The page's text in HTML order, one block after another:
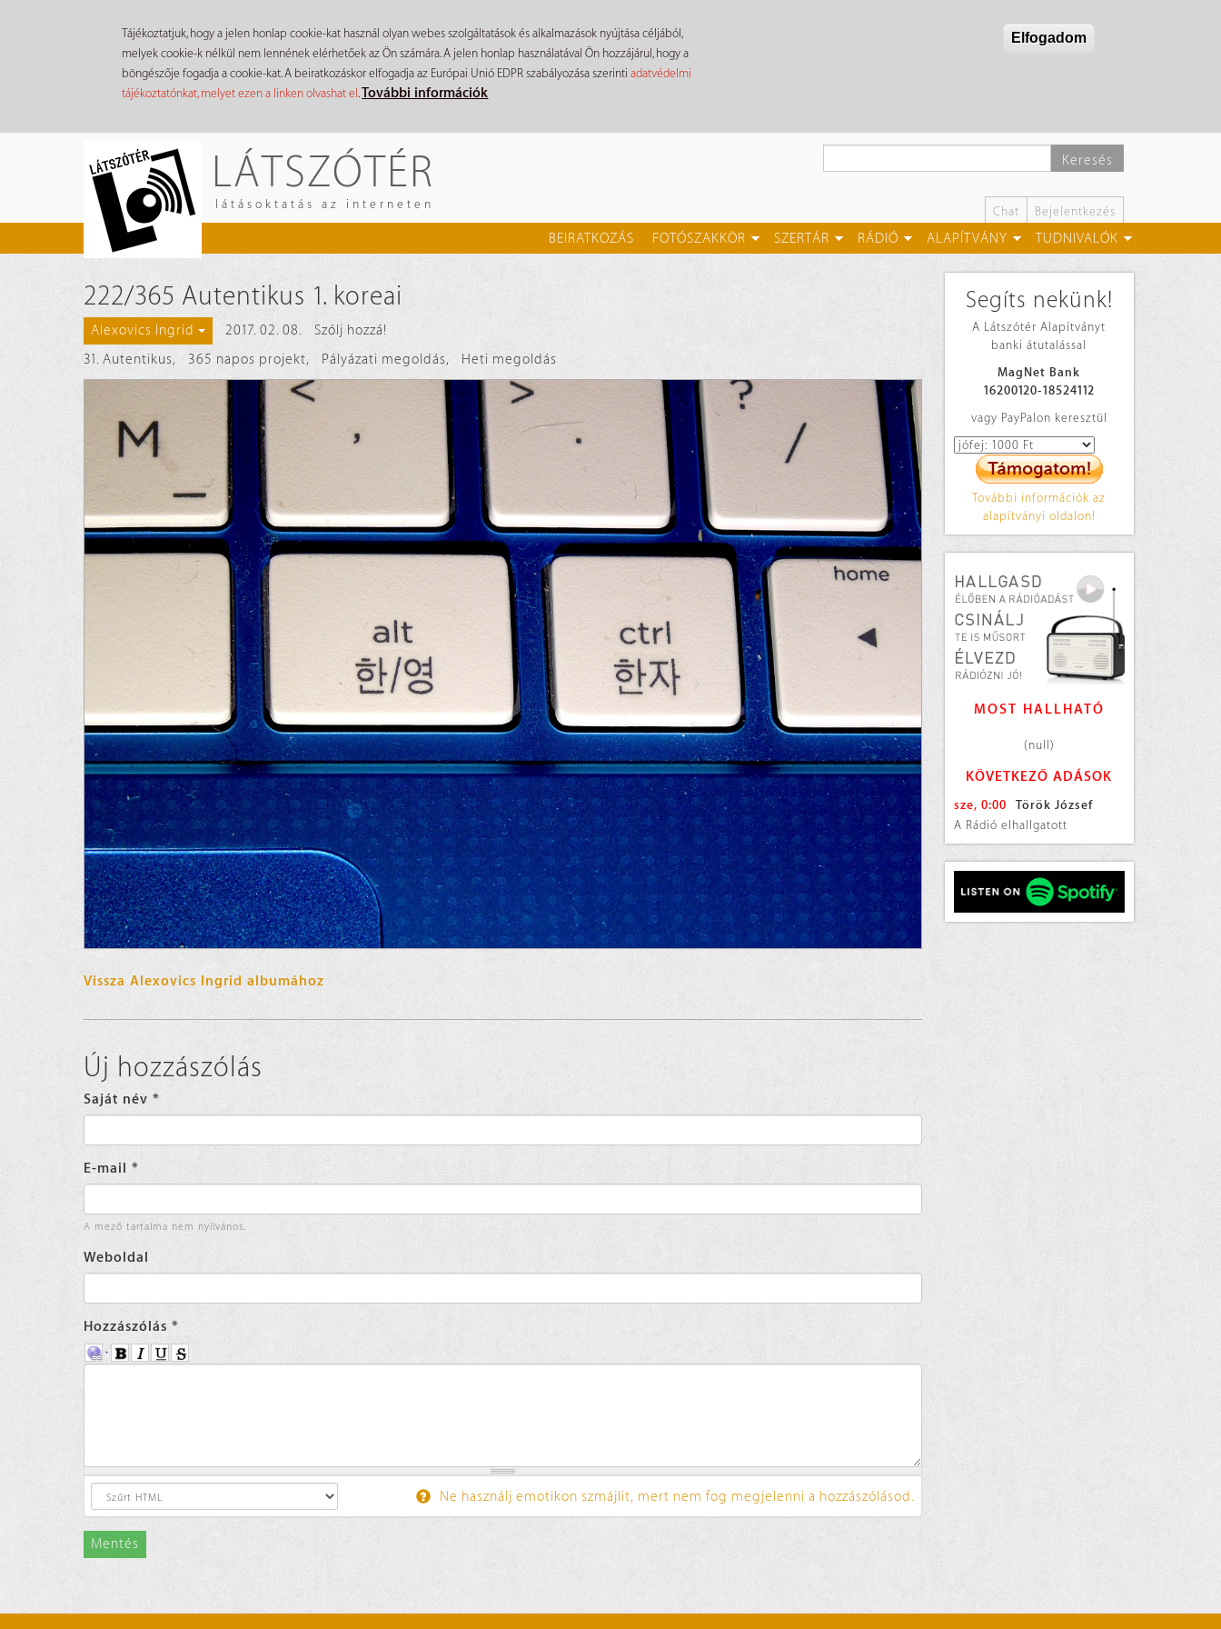
Tájékoztatjuk, hogy a jelen honlap cookie-kat használ olyan webes szolgáltatások és alkalmazások nyújtása céljából,
melyek cookie-k nélkül nem lennének elérhetőek az Ön számára. A jelen honlap használatával Ön hozzájárul, hogy a
böngészője fogadja a cookie-kat. A beiratkozáskor elfogadja az Európai Unió EDPR szabályozása szerintiadatvédelmi
tájékoztatónkat, melyet ezen a linken olvashat el.További információk
Elfogadom
LÁTSZÓTÉR
látásoktatás az interneten
Keresés
Chat Bejelentkezés
BEIRATKOZÁS FOTÓSZAKKÖR SZERTÁR RÁDIÓ ALAPÍTVÁNY TUDNIVALÓK
222/365 Autentikus 1. koreai
Alexovics Ingrid 2017. 02. 08.
Szólj hozzá!
31. Autentikus, 365 napos projekt, Pályázati megoldás, Heti megoldás
Vissza Alexovics Ingrid albumához
Új hozzászólás
Saját név *
E-mail *
A mező tartalma nem nyilvános.
Weboldal
Hozzászólás *
Ne használj emotikon szmájlit, mert nem fog megjelenni a hozzászólásod.
Mentés
Segíts nekünk!
A Látszótér Alapítványt
banki átutalással
MagNet Bank
16200120-18524112
vagy PayPalon keresztül
További információk az
alapítványi oldalon!
MOST HALLHATÓ
(null)
KÖVETKEZŐ ADÁSOK
sze, 0:00
Török József
A Rádió elhallgatott